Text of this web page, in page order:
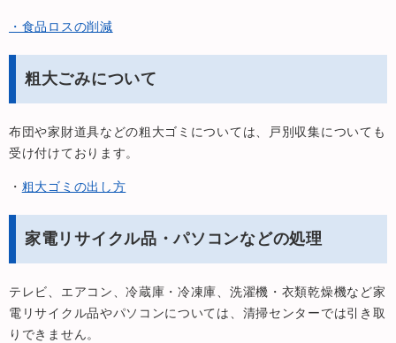
・食品ロスの削減
粗大ごみについて
布団や家財道具などの粗大ゴミについては、戸別収集についても
受け付けております。
・ 粗大ゴミの出し方
家電リサイクル品・パソコンなどの処理
テレビ、エアコン、冷蔵庫・冷凍庫、洗濯機・衣類乾燥機など家
電リサイクル品やパソコンについては、清掃センターでは引き取
りできません。